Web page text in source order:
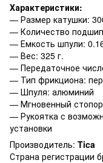
Характеристики:
— Размер катушки:
— Количество
— Емкость шпули:
— Вес: 325 г.
— Передаточное
— Тип фрикциона:
— Шпуля: алюминий
— Мгновенный стопор
— Рукоятка с
установки
Производитель: Tica
Страна регистрации